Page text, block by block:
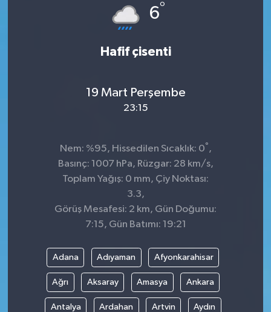
6°
Hafif çisenti
19 Mart Perşembe
23:15
Nem: %95, Hissedilen Sıcaklık: 0° ,
Basınç: 1007 hPa, Rüzgar: 28 km/s,
Toplam Yağış: 0 mm, Çiy Noktası:
3.3,
Görüş Mesafesi: 2 km, Gün Doğumu:
7:15, Gün Batımı: 19:21
Adana Adıyaman Afyonkarahisar
Ağrı Aksaray Amasya Ankara
Antalya Ardahan Artvin Aydın